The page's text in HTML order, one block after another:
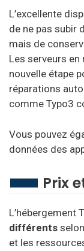
L’excellente
de ne pas subir
mais de
Les serveurs en
nouvelle étape
réparations
comme Typo3
Vous pouvez
données des
Prix
L’hébergement
différents
et les